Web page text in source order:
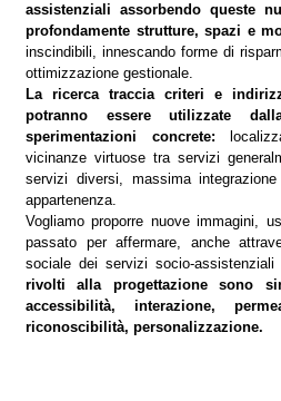
assistenziali assorbendo queste
profondamente strutture, spazi e
inscindibili, innescando forme di
ottimizzazione gestionale.
La ricerca traccia criteri e
potranno essere utilizzate
sperimentazioni concrete:
vicinanze virtuose tra servizi
servizi diversi, massima
appartenenza.
Vogliamo proporre nuove immagini,
passato per affermare, anche
sociale dei servizi socio-assistenziali
rivolti alla progettazione sono
accessibilità, interazione,
riconoscibilità, personalizzazione.